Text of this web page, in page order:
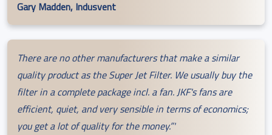
Gary Madden, Indusvent
There are no other manufacturers that make a similar
quality product as the Super Jet Filter. We usually buy the
filter in a complete package incl. a fan. JKF's fans are
efficient, quiet, and very sensible in terms of economics;
you get a lot of quality for the money.”'